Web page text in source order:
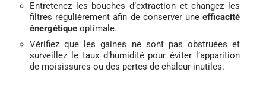
Entretenez les bouches d’extraction et changez les
filtres régulièrement afin de conserver une efficacité
énergétique optimale.
Vérifiez que les gaines ne sont pas obstruées et
surveillez le taux d’humidité pour éviter l’apparition
de moisissures ou des pertes de chaleur inutiles.